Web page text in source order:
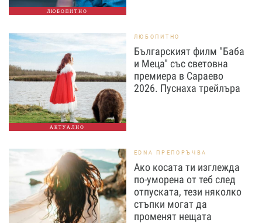
ЛЮБОПИТНО
АКТУАЛНО
ЛЮБОПИТНО
Българският филм "Баба
и Меца" със световна
премиера в Сараево
2026. Пуснаха трейлъра
EDNA ПРЕПОРЪЧВА
Ако косата ти изглежда
по-уморена от теб след
отпуската, тези няколко
стъпки могат да
променят нещата